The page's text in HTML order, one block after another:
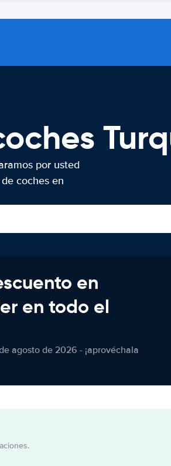
por usted
coches en
en
en todo el
agosto de 2026 - ¡aprovéchala